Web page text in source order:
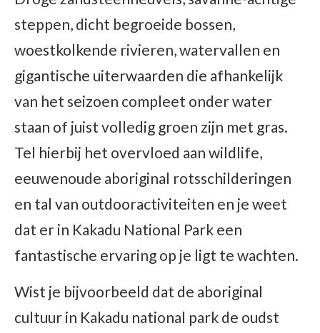
steppen, dicht begroeide bossen,
woestkolkende rivieren, watervallen en
gigantische uiterwaarden die afhankelijk
van het seizoen compleet onder water
staan of juist volledig groen zijn met gras.
Tel hierbij het overvloed aan wildlife,
eeuwenoude aboriginal rotsschilderingen
en tal van outdooractiviteiten en je weet
dat er in Kakadu National Park een
fantastische ervaring op je ligt te wachten.
Wist je bijvoorbeeld dat de aboriginal
cultuur in Kakadu national park de oudst